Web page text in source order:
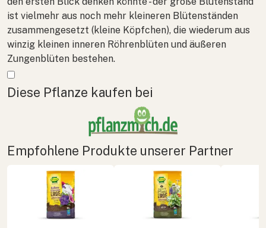
ist vielmehr aus noch mehr kleineren Blütenständen
zusammengesetzt (kleine Köpfchen), die wiederum aus
winzig kleinen inneren Röhrenblüten und äußeren
Zungenblüten bestehen.
Mehr anzeigen
Diese Pflanze kaufen bei
Empfohlene Produkte unserer Partner